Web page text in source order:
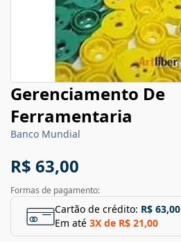
Gerenciamento De
Ferramentaria
Banco Mundial
R$ 63,00
Formas de pagamento:
Cartão de crédito: R$ 63,00
Em até 3X de R$ 21,00